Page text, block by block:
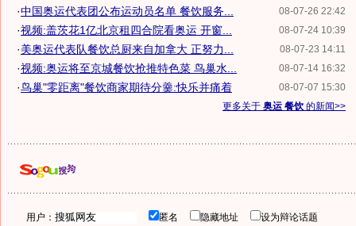
08-07-26 22:42
·中国奥运代表团公布运动员名单 餐饮服务...
08-07-24 10:39
·视频:盖茨花1亿北京租四合院看奥运 开窗...
08-07-23 14:11
·美奥运代表队餐饮总厨来自加拿大 正努力...
08-07-14 16:32
·视频:奥运将至京城餐饮抢推特色菜 鸟巢水...
08-07-07 15:30
·鸟巢"零距离"餐饮商家期待分羹:快乐并痛着
更多关于 奥运 餐饮 的新闻>>
用户： 匿名 隐藏地址
设为辩论话题